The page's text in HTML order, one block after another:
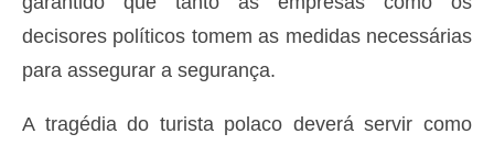
decisores políticos tomem as medidas necessárias
para assegurar a segurança.
A tragédia do turista polaco deverá servir como